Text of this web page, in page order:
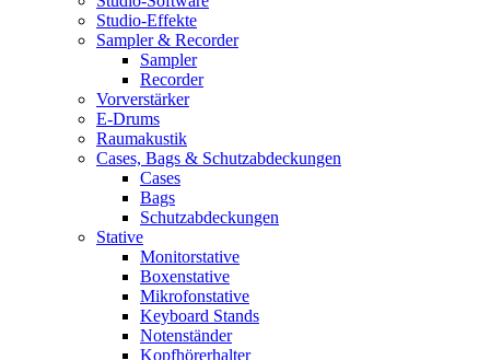
Studio-Effekte
Sampler & Recorder
Sampler
Recorder
Vorverstärker
E-Drums
Raumakustik
Cases, Bags & Schutzabdeckungen
Cases
Bags
Schutzabdeckungen
Stative
Monitorstative
Boxenstative
Mikrofonstative
Keyboard Stands
Notenständer
Kopfhörerhalter